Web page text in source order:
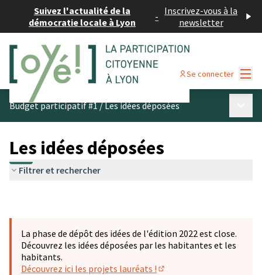
Suivez l'actualité de la
démocratie locale à Lyon
- Inscrivez-vous à la
newsletter
Se connecter
Budget participatif #1/Les idées déposées
Les idées déposées
Filtrer et rechercher
La phase de dépôt des idées de l'édition 2022 est close.
Découvrez les idées déposées par les habitantes et les
habitants.
Découvrez ici les projets lauréats !